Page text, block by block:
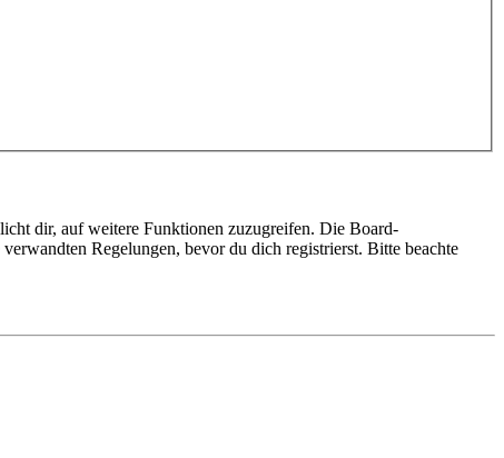
dir, auf weitere Funktionen zuzugreifen. Die Board-
Regelungen, bevor du dich registrierst. Bitte beachte